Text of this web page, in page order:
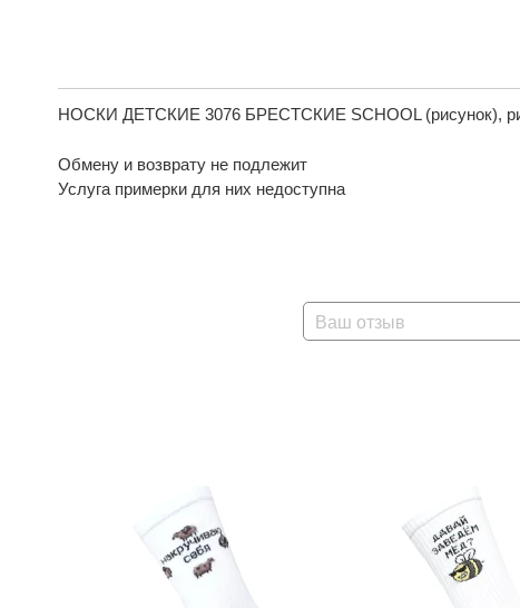
НОСКИ ДЕТСКИЕ 3076 БРЕСТСКИЕ SCHOOL (рисунок),
Обмену и возврату не подлежит
Услуга примерки для них недоступна
Ваш отзыв